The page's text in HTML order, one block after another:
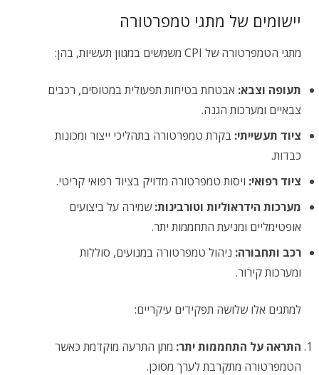
יישומים של מתגי טמפרטורה
מתגי הטמפרטורה של CPI משמשים במגוון תעשיות, בהן:
תעופה וצבא: אבטחת בטיחות תפעולית במטוסים, רכבים
צבאיים ומערכות הגנה.
ציוד תעשייתי: בקרת טמפרטורה בתהליכי ייצור ומכונות
כבדות.
ציוד רפואי: ויסות טמפרטורה מדויק בציוד רפואי קריטי.
מערכות הידראוליות וטורבינות: שמירה על ביצועים
אופטימליים ומניעת התחממות יתר.
רכב ותחבורה: ניהול טמפרטורה במנועים, סוללות
ומערכות קירור.
למתגים אלו שלושה תפקידים עיקריים:
התראה על התחממות יתר: מתן התרעה מוקדמת כאשר
הטמפרטורה מתקרבת לערך מסוכן.